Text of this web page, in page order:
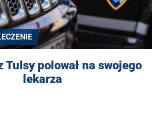
Tulsy polował na swojego
lekarza